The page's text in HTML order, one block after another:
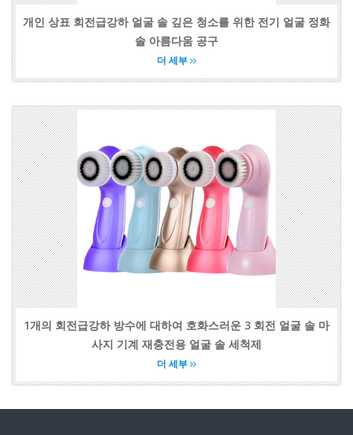
개인 상표 회전급강하 얼굴 솔 깊은 청소를 위한 전기 얼굴 정화
솔 아름다움 공구
더 세부
1개의 회전급강하 방수에 대하여 호화스러운 3 회전 얼굴 솔 마
사지 기계 재충전용 얼굴 솔 세척제
더 세부